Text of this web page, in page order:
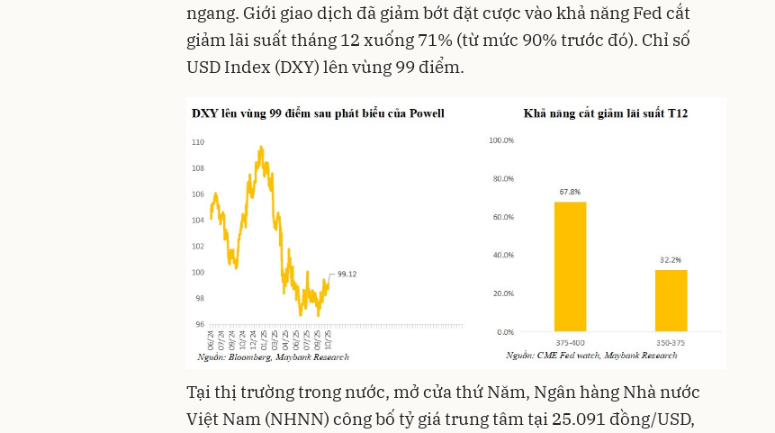
ngang. Giới giao dịch đã giảm bớt đặt cược vào khả năng Fed cắt
giảm lãi suất tháng 12 xuống 71% (từ mức 90% trước đó). Chỉ số
USD Index (DXY) lên vùng 99 điểm.
Tại thị trường trong nước, mở cửa thứ Năm, Ngân hàng Nhà nước
Việt Nam (NHNN) công bố tỷ giá trung tâm tại 25.091 đồng/USD,